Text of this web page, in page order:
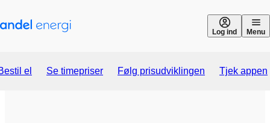
Log ind Menu
el Se timepriser Følg prisudviklingen Tjek appen